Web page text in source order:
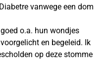
vanwege een dom
o.a. hun wondjes
en begeleid. Ik
op deze stomme